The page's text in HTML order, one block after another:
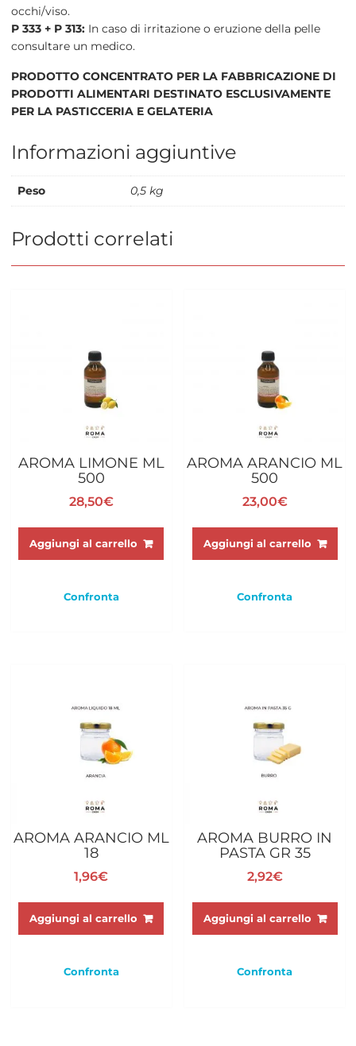
occhi/viso.
P 333 + P 313:In caso di irritazione o eruzione della pelle
consultare un medico.
PRODOTTO CONCENTRATO PER LA FABBRICAZIONE DI
PRODOTTI ALIMENTARI DESTINATO ESCLUSIVAMENTE
PER LA PASTICCERIA E GELATERIA
Informazioni aggiuntive
Peso 0,5 kg
Prodotti correlati
AROMA LIMONE ML
500
28,50€
Aggiungi al carrello
Confronta
AROMA ARANCIO ML
500
23,00€
Aggiungi al carrello
Confronta
AROMA ARANCIO ML
18
1,96€
Aggiungi al carrello
Confronta
AROMA BURRO IN
PASTA GR 35
2,92€
Aggiungi al carrello
Confronta